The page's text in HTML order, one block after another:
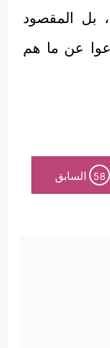
بل المقصود
عن ما هم
58 السابق